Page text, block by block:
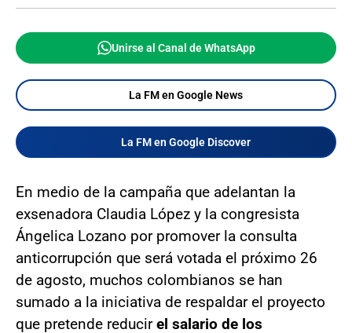
Unirse al Canal de WhatsApp
La FM en Google News
La FM en Google Discover
En medio de la campaña que adelantan la
exsenadora Claudia López y la congresista
Ángelica Lozano por promover la consulta
anticorrupción que será votada el próximo 26
de agosto, muchos colombianos se han
sumado a la iniciativa de respaldar el proyecto
que pretende reducirel salario de los